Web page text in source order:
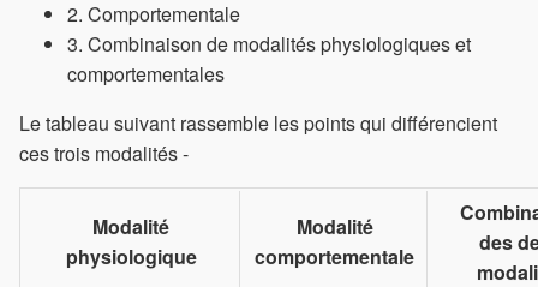
2. Comportementale
3. Combinaison de modalités physiologiques et
comportementales
Le tableau suivant rassemble les points qui différencient
ces trois modalités -
Modalité
physiologique
Modalité
comportementale
des